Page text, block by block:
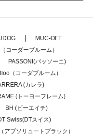
MUC-OFF
コーダーブルーム）
PASSONI(パッソーニ)
（コーダブルーム）
(カレラ)
(トーヨーフレーム)
BH (ビーエイチ)
Swiss(DTスイス)
アブソリュートブラック）